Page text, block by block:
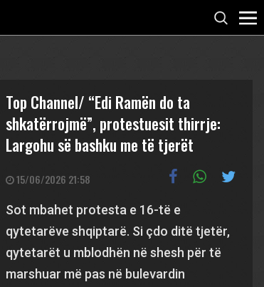
Top Channel/ “Edi Ramën do ta
shkatërrojmë”, protestuesit thirrje:
Largohu së bashku me të tjerët
15/06/2026 21:58
Sot mbahet protesta e 16-të e
qytetarëve shqiptarë. Si çdo ditë tjetër,
qytetarët u mblodhën në shesh për të
marshuar më pas në bulevardin